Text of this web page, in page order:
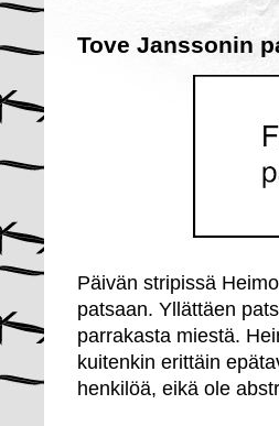
Tove Janssonin
Päivän stripissä
patsaan. Yllättäen
parrakasta miestä.
kuitenkin erittäin
henkilöä, eikä ole